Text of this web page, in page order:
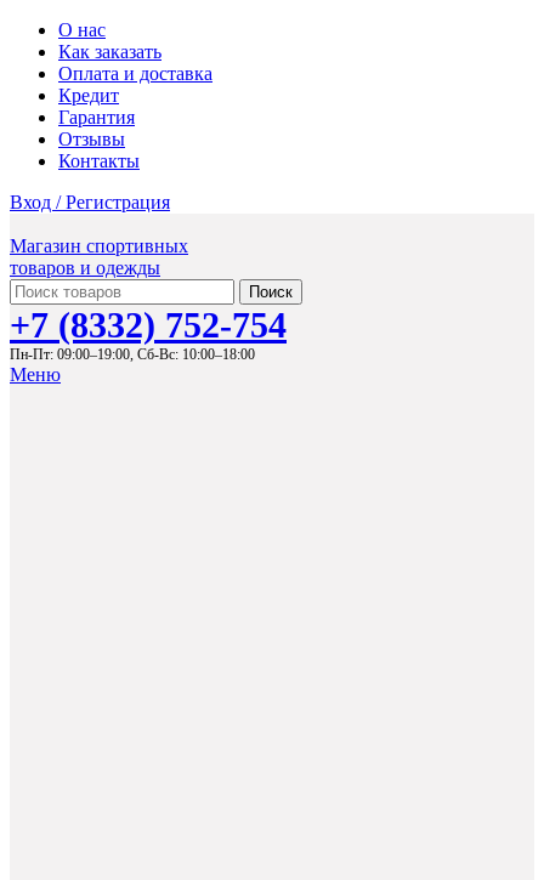
О нас
Как заказать
Оплата и доставка
Кредит
Гарантия
Отзывы
Контакты
Вход / Регистрация
Магазин спортивных
товаров и одежды
Поиск
+7 (8332) 752-754
Пн-Пт: 09:00–19:00, Сб-Вс: 10:00–18:00
Меню